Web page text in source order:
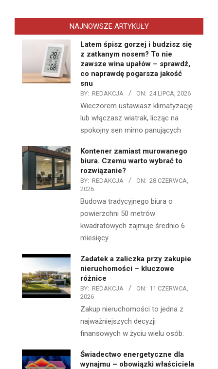
NAJNOWSZE ARTYKUŁY
Latem śpisz gorzej i budzisz się
z zatkanym nosem? To nie
zawsze wina upałów – sprawdź,
co naprawdę pogarsza jakość
snu
BY: REDAKCJA ON: 24 LIPCA, 2026
Wieczorem ustawiasz klimatyzację
lub włączasz wiatrak, licząc na
spokojny sen mimo panujących
Kontener zamiast murowanego
biura. Czemu warto wybrać to
rozwiązanie?
BY: REDAKCJA ON: 28 CZERWCA,
2026
Budowa tradycyjnego biura o
powierzchni 50 metrów
kwadratowych zajmuje średnio 6
miesięcy
Zadatek a zaliczka przy zakupie
nieruchomości – kluczowe
różnice
BY: REDAKCJA ON: 11 CZERWCA,
2026
Zakup nieruchomości to jedna z
najważniejszych decyzji
finansowych w życiu wielu osób.
Świadectwo energetyczne dla
wynajmu – obowiązki właściciela